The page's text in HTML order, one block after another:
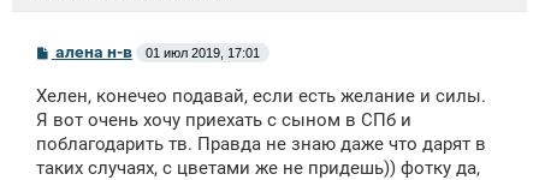
С
б
щ
н
и
алена н-в 01 июл 2019, 17:01
Хелен, конечео подавай, если есть желание и силы.
Я вот очень хочу приехать с сыном в СПб и
поблагодарить тв. Правда не знаю даже что дарят в
таких случаях, с цветами же не придешь)) фотку да,